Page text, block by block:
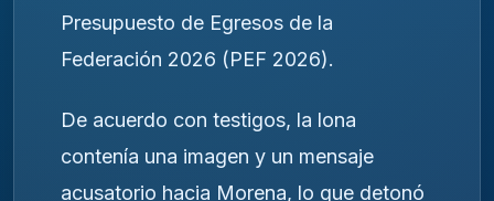
Presupuesto de Egresos de la
Federación 2026 (PEF 2026).
De acuerdo con testigos, la lona
contenía una imagen y un mensaje
acusatorio hacia Morena, lo que detonó